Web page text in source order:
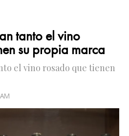
tanto el vino
su propia marca
el vino rosado que tienen